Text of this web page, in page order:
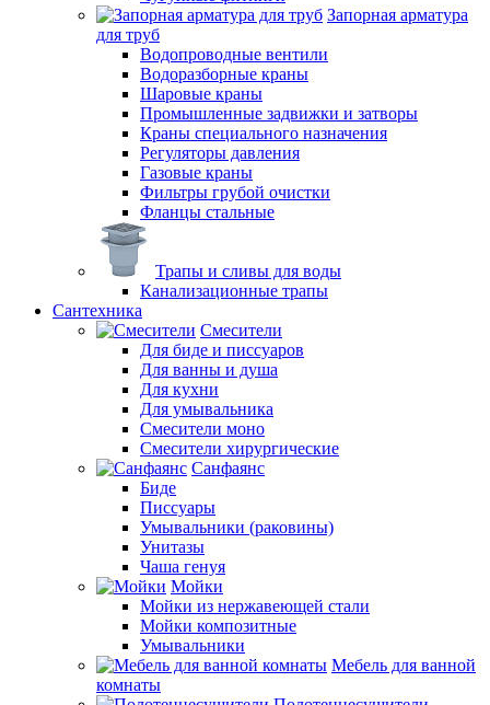
Запорная арматура
для труб
Водопроводные вентили
Водоразборные краны
Шаровые краны
Промышленные задвижки и затворы
Краны специального назначения
Регуляторы давления
Газовые краны
Фильтры грубой очистки
Фланцы стальные
Трапы и сливы для воды
Канализационные трапы
Сантехника
Смесители
Для биде и писсуаров
Для ванны и душа
Для кухни
Для умывальника
Смесители моно
Смесители хирургические
Санфаянс
Биде
Писсуары
Умывальники (раковины)
Унитазы
Чаша генуя
Мойки
Мойки из нержавеющей стали
Мойки композитные
Умывальники
Мебель для ванной
комнаты